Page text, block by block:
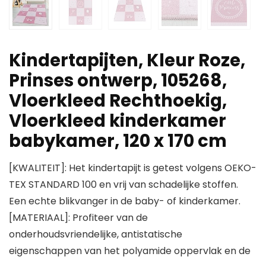
Kindertapijten, Kleur Roze,
Prinses ontwerp, 105268,
Vloerkleed Rechthoekig,
Vloerkleed kinderkamer
babykamer, 120 x 170 cm
[KWALITEIT]: Het kindertapijt is getest volgens OEKO-
TEX STANDARD 100 en vrij van schadelijke stoffen.
Een echte blikvanger in de baby- of kinderkamer.
[MATERIAAL]: Profiteer van de
onderhoudsvriendelijke, antistatische
eigenschappen van het polyamide oppervlak en de